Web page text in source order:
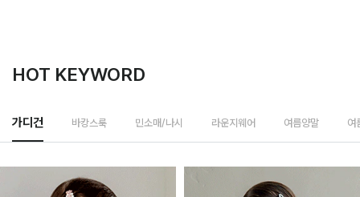
HOT KEYWORD
가디건 바캉스룩 민소매/나시 라운지웨어 여름양말 여